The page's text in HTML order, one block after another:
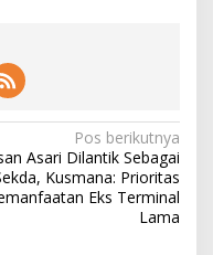
Pos berikutnya
Asari Dilantik Sebagai
Kusmana: Prioritas
Eks Terminal
Lama